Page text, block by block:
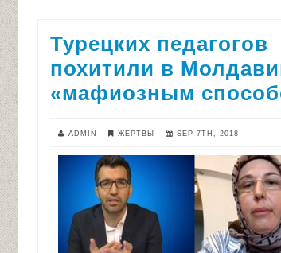
Турецких педагогов
похитили в
«мафиозным
ADMIN ЖЕРТВЫ SEP 7TH, 2018